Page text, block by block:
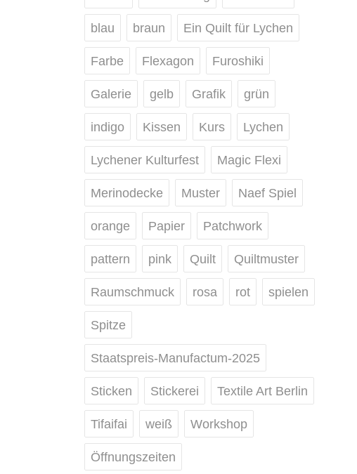
blau braun Ein Quilt für Lychen
Farbe Flexagon Furoshiki
Galerie gelb Grafik grün
indigo Kissen Kurs Lychen
Lychener Kulturfest Magic Flexi
Merinodecke Muster Naef Spiel
orange Papier Patchwork
pattern pink Quilt Quiltmuster
Raumschmuck rosa rot spielen
Spitze
Staatspreis-Manufactum-2025
Sticken Stickerei Textile Art Berlin
Tifaifai weiß Workshop
Öffnungszeiten